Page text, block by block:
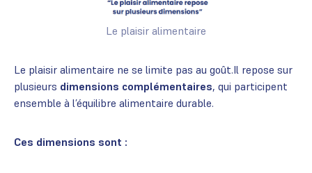
Le plaisir alimentaire
Le plaisir alimentaire ne se limite pas au goût.Il repose sur
plusieurs dimensions complémentaires, qui participent
ensemble à l’équilibre alimentaire durable.
Ces dimensions sont :